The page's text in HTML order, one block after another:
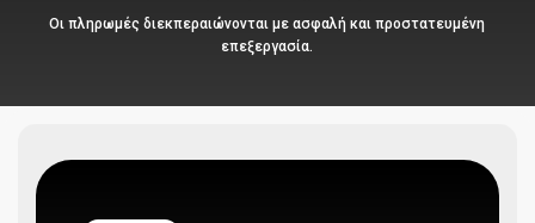
Οι πληρωμές διεκπεραιώνονται με ασφαλή και προστατευμένη
επεξεργασία.